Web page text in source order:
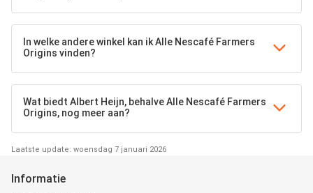
In welke andere winkel kan ik Alle Nescafé Farmers
Origins vinden?
Wat biedt Albert Heijn, behalve Alle Nescafé Farmers
Origins, nog meer aan?
Laatste update: woensdag 7 januari 2026
Informatie